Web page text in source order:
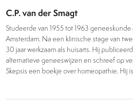
C.P. van der Smagt
Studeerde van 1955 tot 1963
Amsterdam. Na een klinische stage van
30 jaar werkzaam als huisarts. Hij
alternatieve geneeswijzen en schreef op
Skepsis een boekje over homeopathie. Hij